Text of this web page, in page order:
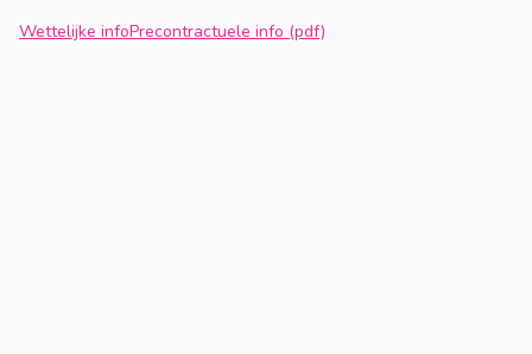
Wettelijke infoPrecontractuele info (pdf)